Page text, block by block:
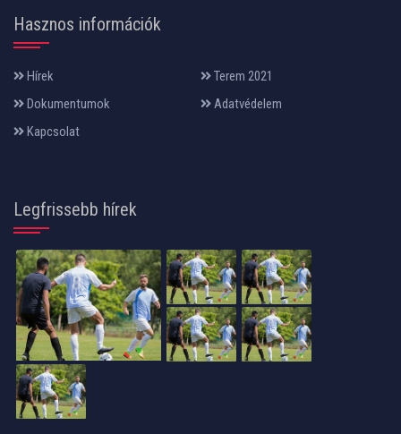
Hasznos információk
Hírek
Terem 2021
Dokumentumok
Adatvédelem
Kapcsolat
Legfrissebb hírek